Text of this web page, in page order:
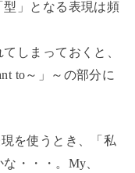
」となる表現は頻
しまっておくと、
to～」～の部分に
を使うとき、「私
・・・。My、